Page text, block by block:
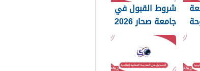
شروط القبول في
جامعة صحار 2026